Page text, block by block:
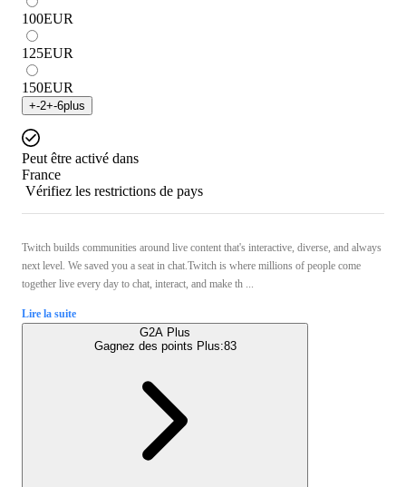
100EUR
125EUR
150EUR
+-2+-6plus
Peut être activé dans
France
Vérifiez les restrictions de pays
Twitch builds communities around live content that's interactive, diverse, and always
next level. We saved you a seat in chat.Twitch is where millions of people come
together live every day to chat, interact, and make th ...
Lire la suite
G2A Plus
Gagnez des points Plus:83